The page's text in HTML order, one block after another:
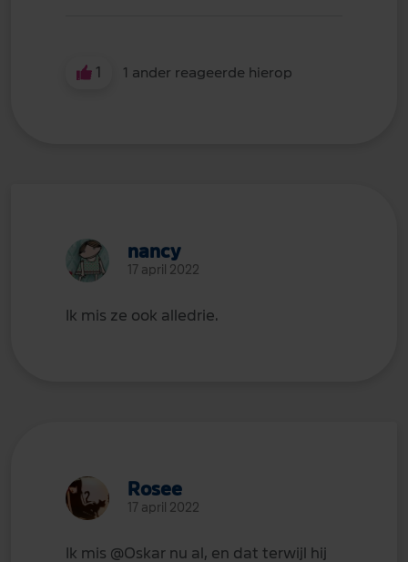
1 1 ander reageerde hierop
nancy
17 april 2022
Ik mis ze ook alledrie.
Rosee
17 april 2022
Ik mis @Oskar nu al, en dat terwijl hij